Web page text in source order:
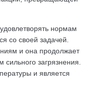
нормам
со своей задачей.
и она продолжает
загрязнения.
и является